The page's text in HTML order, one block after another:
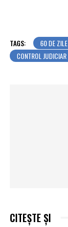
TAGS: 60 DE ZILE
CONTROL JUDICIAR
CITEȘTE ȘI